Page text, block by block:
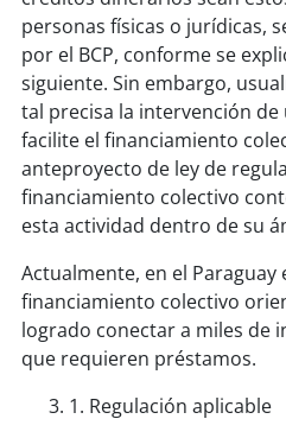
personas físicas o jurídicas,
por el BCP, conforme se
siguiente. Sin embargo,
tal precisa la intervención
facilite el financiamiento
anteproyecto de ley de
financiamiento colectivo
esta actividad dentro de su
Actualmente, en el
financiamiento colectivo
logrado conectar a miles de
que requieren préstamos.
1. Regulación aplicable